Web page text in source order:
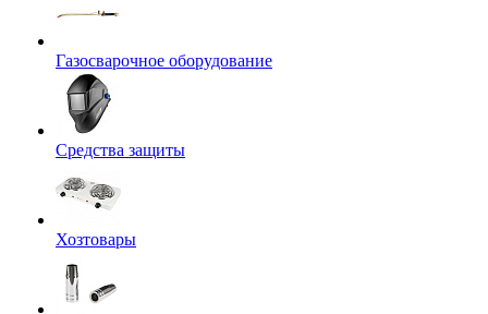
Газосварочное оборудование
Средства защиты
Хозтовары